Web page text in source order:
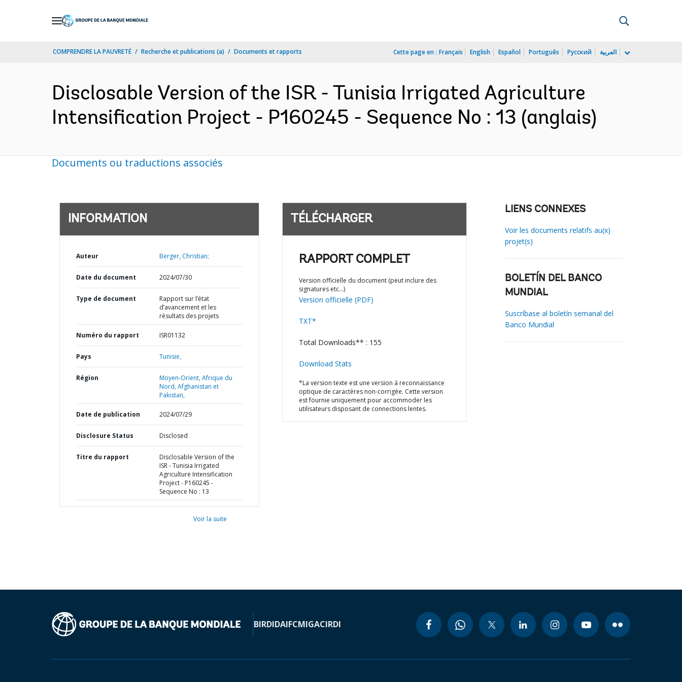
COMPRENDRE LA PAUVRETÉ Recherche et publications (a) Documents et rapports Cette page en : Français English Español Português Русский العربية
Disclosable Version of the ISR - Tunisia Irrigated Agriculture
Intensification Project - P160245 - Sequence No : 13 (anglais)
Documents ou traductions associés
INFORMATION
Auteur Berger, Christian;
Date du document 2024/07/30
Type de document
Rapport sur l’état
d’avancement et les
résultats des projets
Numéro du rapport ISR01132
Pays Tunisie,
Région
Moyen-Orient, Afrique du
Nord, Afghanistan et
Pakistan,
Date de publication 2024/07/29
Disclosure Status Disclosed
Titre du rapport
Disclosable Version of the
ISR - Tunisia Irrigated
Agriculture Intensification
Project - P160245 -
Sequence No : 13
Voir la suite
TÉLÉCHARGER
RAPPORT COMPLET
Version officielle du document (peut inclure des
signatures etc…)
Version officielle (PDF)
TXT*
Total Downloads** : 155
Download Stats
*La version texte est une version à reconnaissance
optique de caractères non-corrigée. Cette version
est fournie uniquement pour accommoder les
utilisateurs disposant de connections lentes.
LIENS CONNEXES
Voir les documents relatifs au(x)
projet(s)
BOLETÍN DEL BANCO
MUNDIAL
Suscríbase al boletín semanal del
Banco Mundial
BIRDIDAIFCMIGACIRDI